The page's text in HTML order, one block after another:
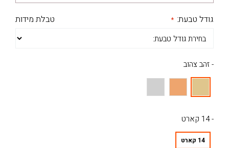
טבלת מידות גודל טבעת:
- זהב צהוב
- 14 קארט
14 קארט